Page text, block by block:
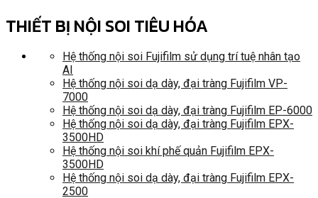
THIẾT BỊ NỘI SOI TIÊU HÓA
Hệ thống nội soi Fujifilm sử dụng trí tuệ nhân tạo
AI
Hệ thống nội soi dạ dày, đại tràng Fujifilm VP-
7000
Hệ thống nội soi dạ dày, đại tràng Fujifilm EP-6000
Hệ thống nội soi dạ dày, đại tràng Fujifilm EPX-
3500HD
Hệ thống nội soi khí phế quản Fujifilm EPX-
3500HD
Hệ thống nội soi dạ dày, đại tràng Fujifilm EPX-
2500